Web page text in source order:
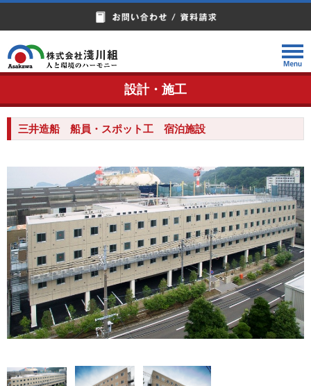
設計・施工
三井造船 船員・スポット工 宿泊施設